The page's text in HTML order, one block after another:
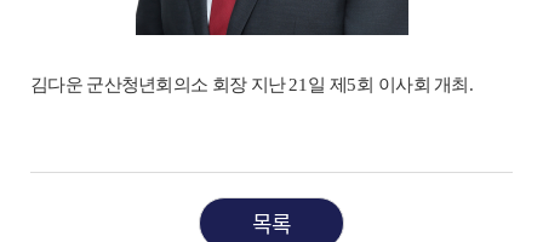
김다운 군산청년회의소 회장 지난21일 제 5회 이사회 개최 .
목록